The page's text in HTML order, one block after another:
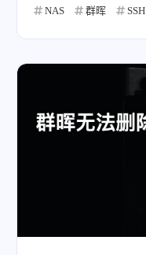
NAS 群晖 SSH